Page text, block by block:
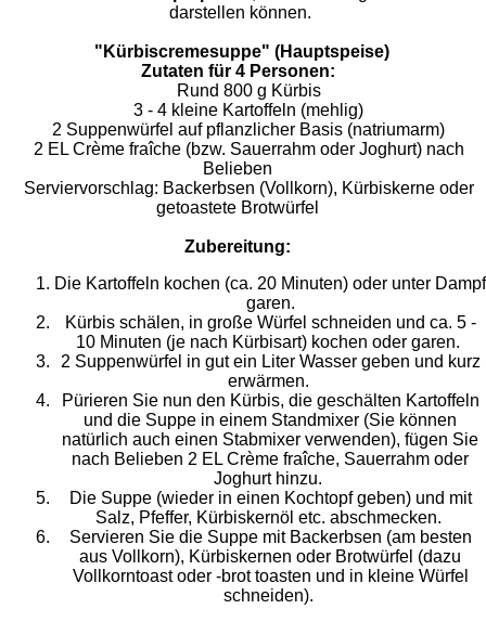
darstellen können.
"Kürbiscremesuppe" (Hauptspeise)
Zutaten für 4 Personen:
Rund 800 g Kürbis
3 - 4 kleine Kartoffeln (mehlig)
2 Suppenwürfel auf pflanzlicher Basis (natriumarm)
2 EL Crème fraîche (bzw. Sauerrahm oder Joghurt) nach
Belieben
Serviervorschlag: Backerbsen (Vollkorn), Kürbiskerne oder
getoastete Brotwürfel
Zubereitung:
Die Kartoffeln kochen (ca. 20 Minuten) oder unter Dampf
garen.
Kürbis schälen, in große Würfel schneiden und ca. 5 -
10 Minuten (je nach Kürbisart) kochen oder garen.
2 Suppenwürfel in gut ein Liter Wasser geben und kurz
erwärmen.
Pürieren Sie nun den Kürbis, die geschälten Kartoffeln
und die Suppe in einem Standmixer (Sie können
natürlich auch einen Stabmixer verwenden), fügen Sie
nach Belieben 2 EL Crème fraîche, Sauerrahm oder
Joghurt hinzu.
Die Suppe (wieder in einen Kochtopf geben) und mit
Salz, Pfeffer, Kürbiskernöl etc. abschmecken.
Servieren Sie die Suppe mit Backerbsen (am besten
aus Vollkorn), Kürbiskernen oder Brotwürfel (dazu
Vollkorntoast oder -brot toasten und in kleine Würfel
schneiden).